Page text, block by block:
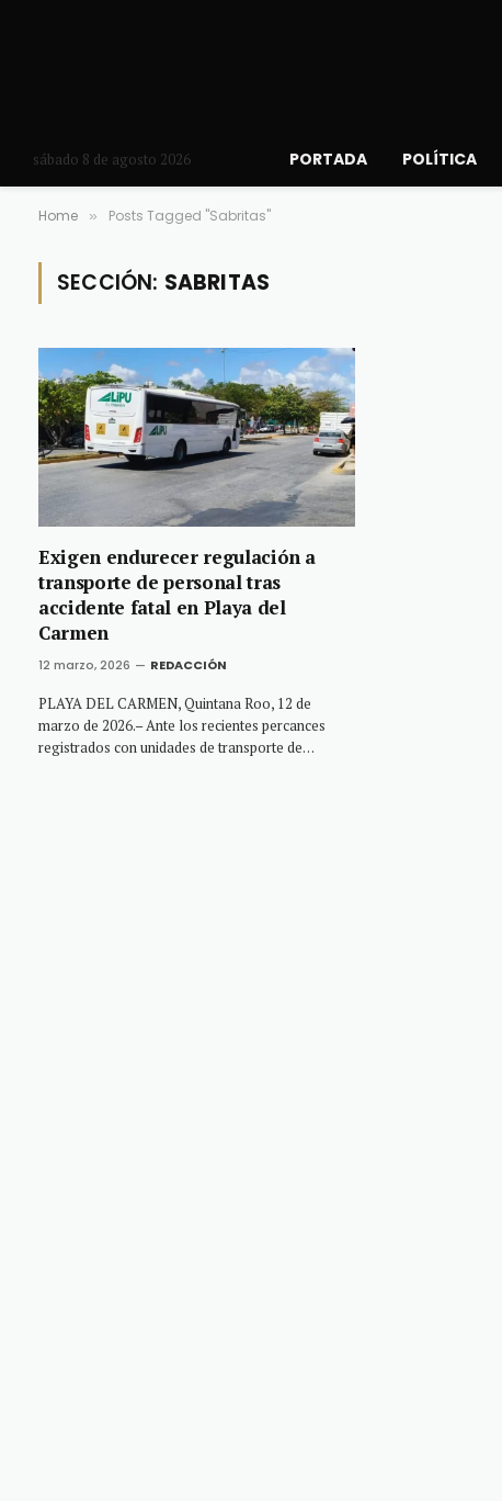
sábado 8 de agosto 2026 PORTADA POLÍTICA
Home » Posts Tagged "Sabritas"
SECCIÓN: SABRITAS
Exigen endurecer regulación a
transporte de personal tras
accidente fatal en Playa del
Carmen
12 marzo, 2026 REDACCIÓN
PLAYA DEL CARMEN, Quintana Roo, 12 de
marzo de 2026.– Ante los recientes percances
registrados con unidades de transporte de…